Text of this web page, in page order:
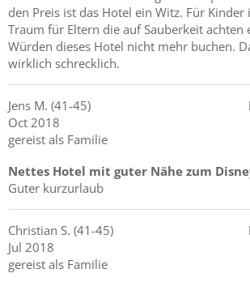
den Preis ist das Hotel ein Witz. Für
Traum für Eltern die auf Sauberkeit achten
Würden dieses Hotel nicht mehr buchen.
wirklich schrecklich.
Jens M. (41-45)
Oct 2018
gereist als Familie
Nettes Hotel mit guter Nähe zum
Guter kurzurlaub
Christian S. (41-45)
Jul 2018
gereist als Familie